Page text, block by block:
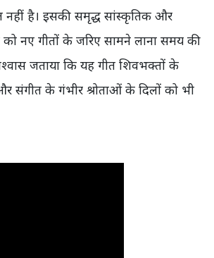
नहीं है। इसकी समृद्ध सांस्कृतिक और
को नए गीतों के जरिए सामने लाना समय की
जताया कि यह गीत शिवभक्तों के
संगीत के गंभीर श्रोताओं के दिलों को भी